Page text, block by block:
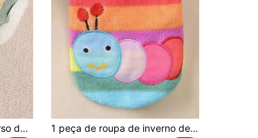
Aquário remendado de urso de desenho animado 1 peça de roupa de inverno de flanela com desenho animado para xícaras de chá, poodle, filhotes de gato, ursinhos de pelúcia, suprimentos para animais de estimação